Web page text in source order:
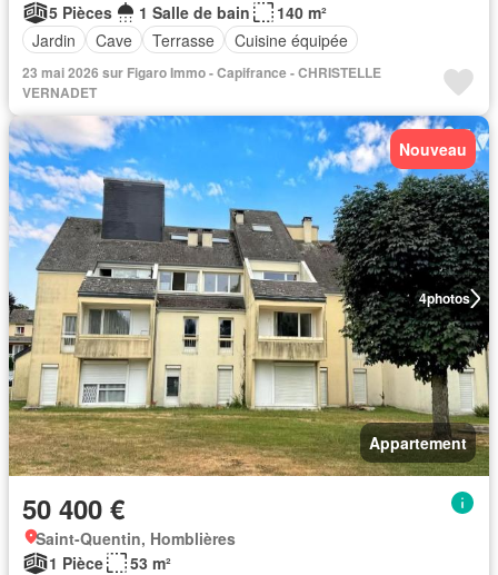
5 Pièces
1 Salle de bain
140 m²
Jardin
Cave Terrasse Cuisine équipée
23 mai 2026 sur Figaro Immo - Capifrance - CHRISTELLE
VERNADET
4photos
Nouveau
Appartement
50 400 €
Saint-Quentin, Homblières
1 Pièce
53 m²